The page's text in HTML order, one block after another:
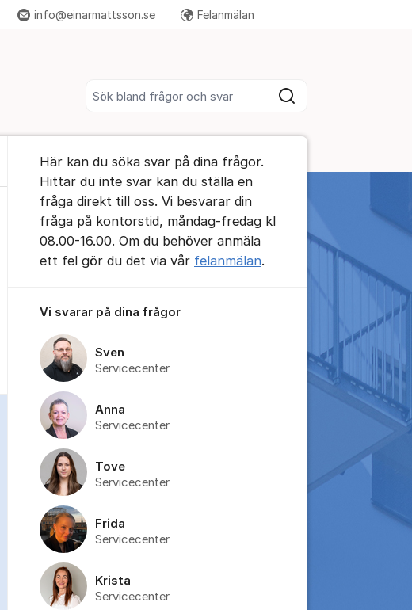
Sök
info@einarmattsson.se FelanmälanFler supportlänkar
Till senaste kommentaren
dölj inställningar för inlägg/kommentar
dölj inställningar för inlägg/kommentar
Här kan du söka svar på dina frågor.
Hittar du inte svar kan du ställa en
fråga direkt till oss. Vi besvarar din
fråga på kontorstid, måndag-fredag kl
08.00-16.00. Om du behöver anmäla
ett fel gör du det via vår felanmälan.
Vi svarar på dina frågor
Sven
Servicecenter
Anna
Servicecenter
Tove
Servicecenter
Frida
Servicecenter
Krista
Servicecenter